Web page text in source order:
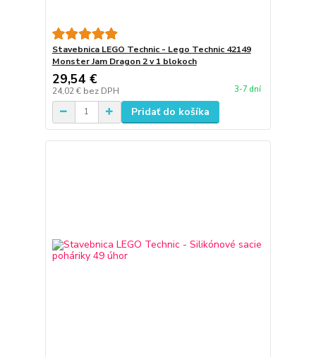
Stavebnica LEGO Technic - Lego Technic 42149
Monster Jam Dragon 2 v 1 blokoch
29,54 €
24,02 € bez DPH 3-7 dní
Pridať do košíka